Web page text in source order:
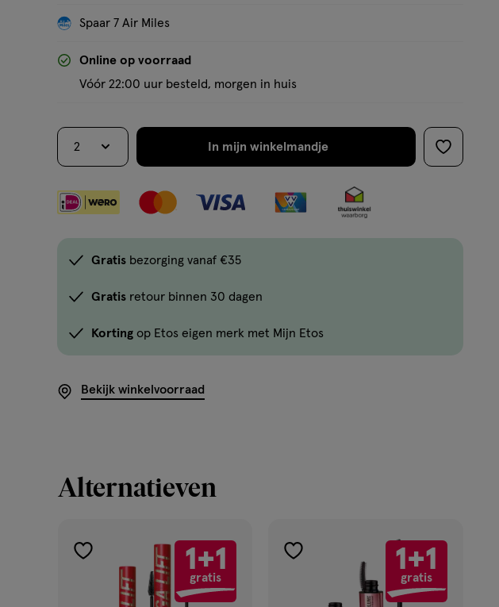
Spaar 7 Air Miles
Online op voorraad
Vóór 22:00 uur besteld, morgen in huis
2 In mijn winkelmandje
verhoog
met
nog
Gratisbezorging vanaf €35
Gratisretour binnen 30 dagen
Kortingop Etos eigen merk met Mijn Etos
Bekijk winkelvoorraad
Alternatieven
1+1
gratis
toevoegen
verlanglijst
1+1
gratis
toevoegen
verlanglijst